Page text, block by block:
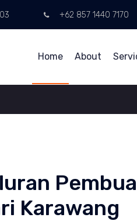
+62 857 1440 7170
Home About
Karawang